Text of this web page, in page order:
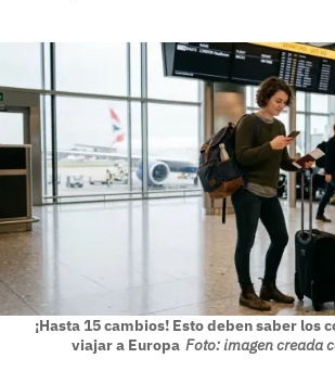
¡Hasta 15 cambios! Esto deben saber los
viajar a Europa Foto: imagen creada